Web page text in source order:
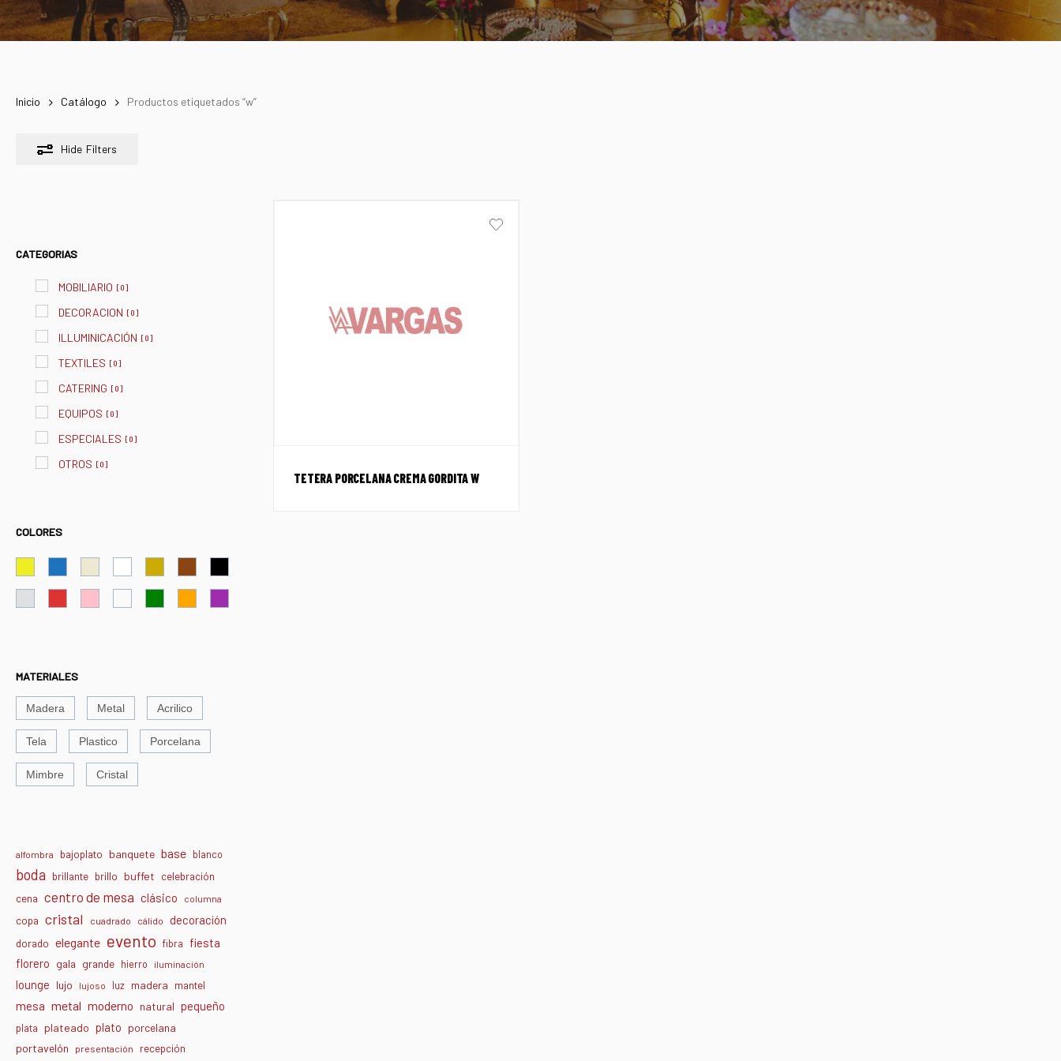
Inicio Catálogo Productos etiquetados “w”
Hide Filters
CATEGORIAS
MOBILIARIO [0]
DECORACION [0]
ILLUMINICACIÓN [0]
TEXTILES [0]
CATERING [0]
EQUIPOS [0]
ESPECIALES [0]
OTROS [0]
COLORES
MATERIALES
Madera Metal Acrilico
Tela Plastico Porcelana
Mimbre Cristal
alfombra bajoplato banquete base blanco
boda brillante brillo buffet celebración
cena centro de mesa clásico columna
copa cristal cuadrado cálido decoración
dorado elegante evento fibra fiesta
florero gala grande hierro iluminación
lounge lujo lujoso luz madera mantel
mesa metal moderno natural pequeño
plata plateado plato porcelana
portavelón
presentación recepción
TETERA PORCELANA CREMA GORDITA W